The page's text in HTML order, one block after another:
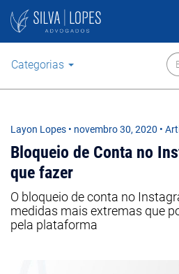
Categorias
Layon Lopes • novembro 30, 2020 •
Bloqueio de Conta no
que fazer
O bloqueio de conta no
medidas mais extremas que
pela plataforma